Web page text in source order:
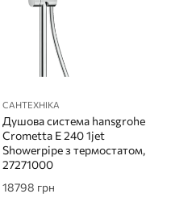
САНТЕХНІКА
Душова система hansgrohe
Crometta Е 240 1jet
Showerpipe з термостатом,
27271000
18798 грн